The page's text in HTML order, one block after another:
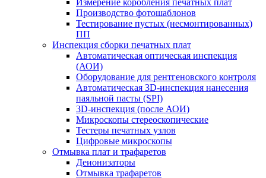
Измерение коробления печатных плат
Производство фотошаблонов
Тестирование пустых (несмонтированных)
ПП
Инспекция сборки печатных плат
Автоматическая оптическая инспекция
(АОИ)
Оборудование для рентгеновского контроля
Автоматическая 3D-инспекция нанесения
паяльной пасты (SPI)
3D-инспекция (после АОИ)
Микроскопы стереоскопические
Тестеры печатных узлов
Цифровые микроскопы
Отмывка плат и трафаретов
Деионизаторы
Отмывка трафаретов